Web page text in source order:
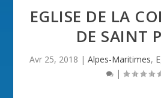
EGLISE DE LA
DE SAINT
Avr 25, 2018 | Alpes-Maritimes,
|